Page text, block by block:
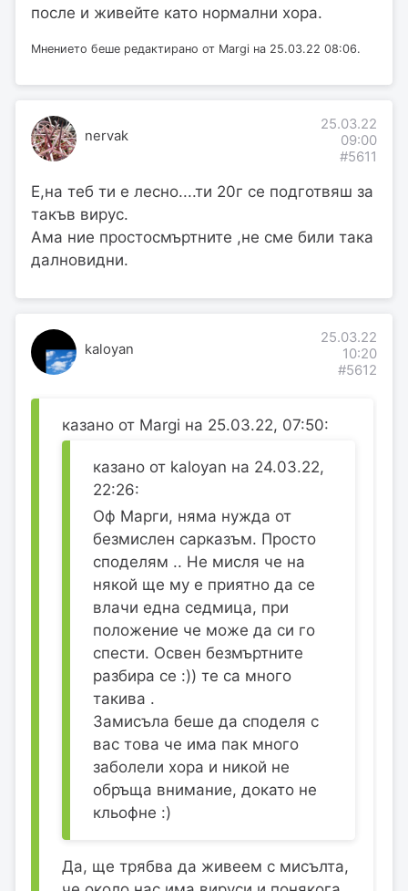
после и живейте като нормални хора.
Мнението беше редактирано от Margi на 25.03.22 08:06.
nervak
25.03.22
09:00
#5611
Е,на теб ти е лесно....ти 20г се подготвяш за
такъв вирус.
Ама ние простосмъртните ,не сме били така
далновидни.
kaloyan
25.03.22
10:20
#5612
казано от Margi на 25.03.22, 07:50:
казано от kaloyan на 24.03.22,
22:26:
Оф Марги, няма нужда от
безмислен сарказъм. Просто
споделям .. Не мисля че на
някой ще му е приятно да се
влачи една седмица, при
положение че може да си го
спести. Освен безмъртните
разбира се :)) те са много
такива .
Замисъла беше да споделя с
вас това че има пак много
заболели хора и никой не
обръща внимание, докато не
кльофне :)
Да, ще трябва да живеем с мисълта,